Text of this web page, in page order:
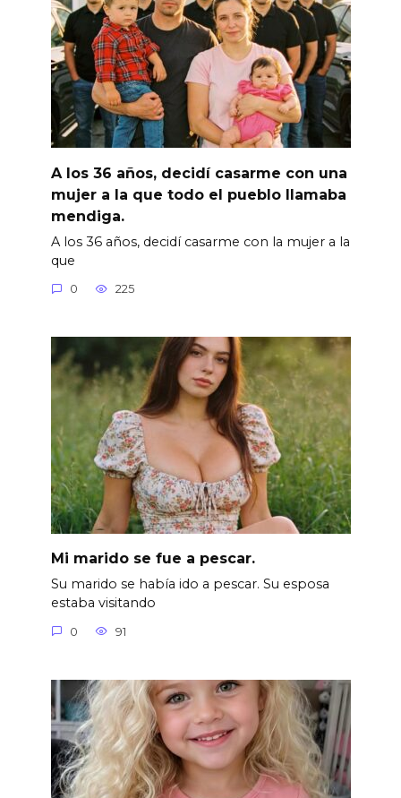
A los 36 años, decidí casarme con una
mujer a la que todo el pueblo llamaba
mendiga.
A los 36 años, decidí casarme con la mujer a la
que
0 225
Mi marido se fue a pescar.
Su marido se había ido a pescar. Su esposa
estaba visitando
0 91